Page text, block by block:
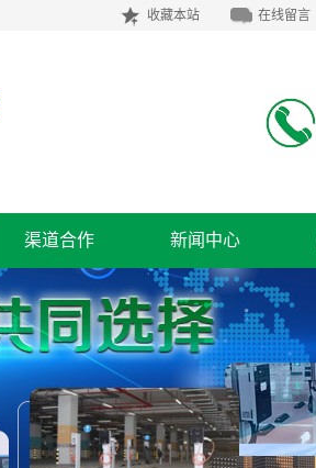
收藏本站 在线留言
渠道合作 新闻中心